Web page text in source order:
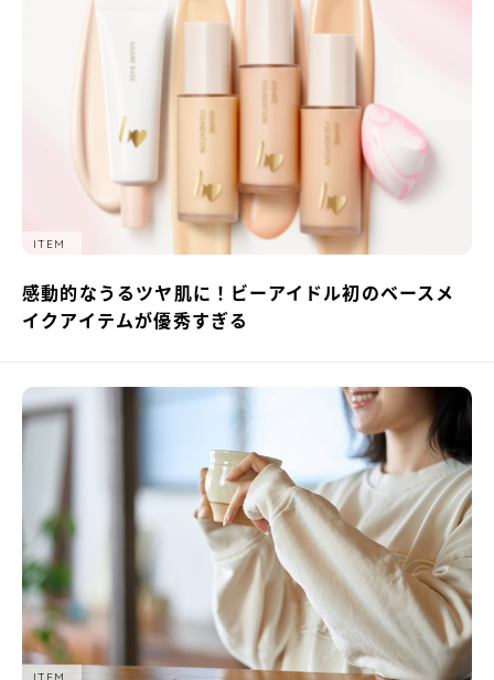
ITEM
感動的なうるツヤ肌に！ビーアイドル初のベースメ
イクアイテムが優秀すぎる
ITEM